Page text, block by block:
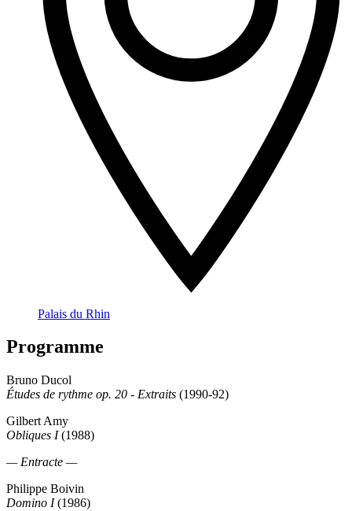
Palais du Rhin
Programme
Bruno Ducol
Études de rythme op. 20 - Extraits (1990-92)
Gilbert Amy
Obliques I(1988)
— Entracte —
Philippe Boivin
Domino I(1986)